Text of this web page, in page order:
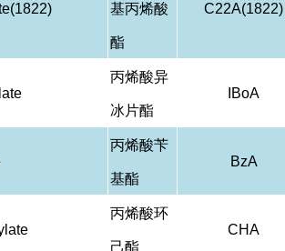
基丙烯酸
酯
C22A(1822)
丙烯酸异
冰片酯
IBoA
丙烯酸苄
基酯
BzA
丙烯酸环
己酯
CHA